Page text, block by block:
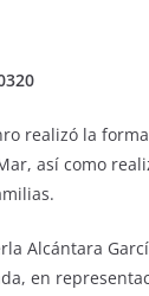
realizó la
así como
Alcántara
en